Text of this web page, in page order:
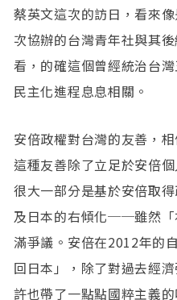
蔡英文這次的訪日，看來
次協辦的台灣青年社與其
看，的確這個曾經統治台
民主化進程息息相關。
安倍政權對台灣的友善，
這種友善除了立足於安倍
很大一部分是基於安倍取
及日本的右傾化──雖然「
滿爭議。安倍在2012年的
回日本」，除了對過去經
許也帶了一點點國粹主義的